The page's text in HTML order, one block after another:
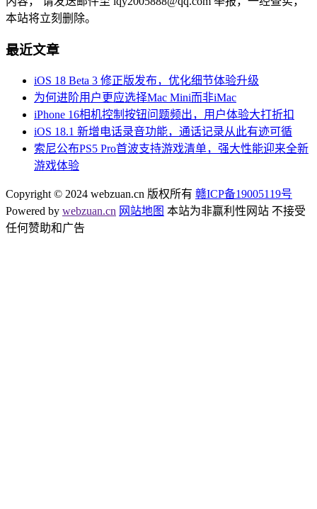
本站将立刻删除。
最近文章
iOS 18 Beta 3 修正版发布，优化细节体验升级
为何进阶用户更应选择Mac Mini而非iMac
iPhone 16相机控制按钮问题频出，用户体验大打折扣
iOS 18.1 新增电话录音功能，通话记录从此有迹可循
索尼公布PS5 Pro首波支持游戏清单，强大性能迎来全新
游戏体验
Copyright © 2024 webzuan.cn 版权所有 赣ICP备19005119号
Powered by webzuan.cn 网站地图 本站为非赢利性网站 不接受
任何赞助和广告